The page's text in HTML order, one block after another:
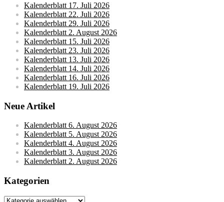
Kalenderblatt 17. Juli 2026
Kalenderblatt 22. Juli 2026
Kalenderblatt 29. Juli 2026
Kalenderblatt 2. August 2026
Kalenderblatt 15. Juli 2026
Kalenderblatt 23. Juli 2026
Kalenderblatt 13. Juli 2026
Kalenderblatt 14. Juli 2026
Kalenderblatt 16. Juli 2026
Kalenderblatt 19. Juli 2026
Neue Artikel
Kalenderblatt 6. August 2026
Kalenderblatt 5. August 2026
Kalenderblatt 4. August 2026
Kalenderblatt 3. August 2026
Kalenderblatt 2. August 2026
Kategorien
Kategorien